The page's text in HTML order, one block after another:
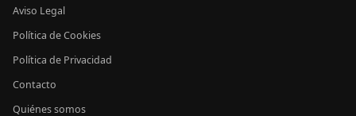
Aviso Legal
Política de Cookies
Política de Privacidad
Contacto
Quiénes somos